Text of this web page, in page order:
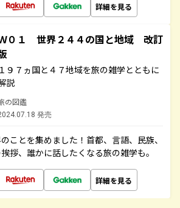
詳細を見る
０１ 世界２４４の国と地域 改訂
１９７ヵ国と４７地域を旅の雑学とともに
説
の図鑑
発売
ことを集めました！首都、言語、民族、
拶、誰かに話したくなる旅の雑学も。
詳細を見る